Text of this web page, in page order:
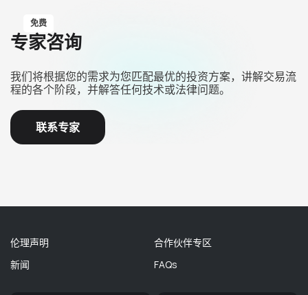
免费
专家咨询
我们将根据您的需求为您匹配最优的投资方案，讲解交易流
程的各个阶段，并解答任何技术或法律问题。
联系专家
伦理声明
新闻
合作伙伴专区
FAQs